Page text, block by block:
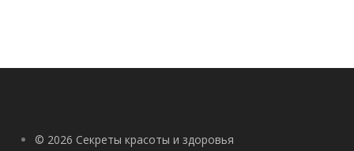
© 2026 Секреты красоты и здоровья